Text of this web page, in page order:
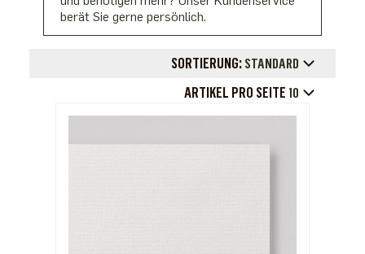
berät Sie gerne persönlich.
SORTIERUNG: STANDARD
ARTIKEL PRO SEITE 10